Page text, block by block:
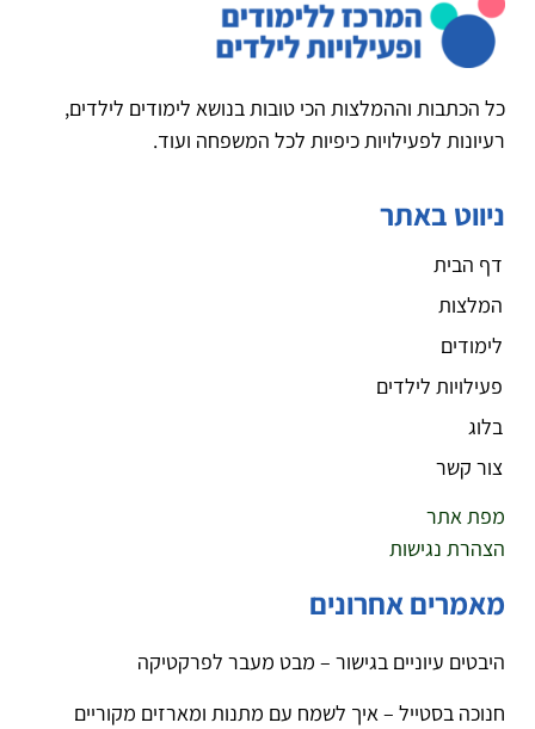
כל הכתבות וההמלצות הכי טובות בנושא לימודים לילדים,
רעיונות לפעילויות כיפיות לכל המשפחה ועוד.
ניווט באתר
דף הבית
המלצות
לימודים
פעילויות לילדים
בלוג
צור קשר
מפת אתר
הצהרת נגישות
מאמרים אחרונים
היבטים עיוניים בגישור – מבט מעבר לפרקטיקה
חנוכה בסטייל – איך לשמח עם מתנות ומארזים מקוריים